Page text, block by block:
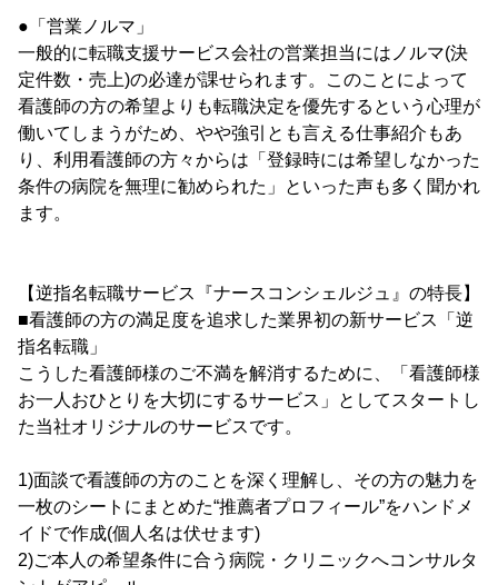
●「営業ノルマ」
一般的に転職支援サービス会社の営業担当にはノルマ(決
定件数・売上)の必達が課せられます。このことによって
看護師の方の希望よりも転職決定を優先するという心理が
働いてしまうがため、やや強引とも言える仕事紹介もあ
り、利用看護師の方々からは「登録時には希望しなかった
条件の病院を無理に勧められた」といった声も多く聞かれ
ます。
【逆指名転職サービス『ナースコンシェルジュ』の特長】
■看護師の方の満足度を追求した業界初の新サービス「逆
指名転職」
こうした看護師様のご不満を解消するために、「看護師様
お一人おひとりを大切にするサービス」としてスタートし
た当社オリジナルのサービスです。
1)面談で看護師の方のことを深く理解し、その方の魅力を
一枚のシートにまとめた“推薦者プロフィール”をハンドメ
イドで作成(個人名は伏せます)
2)ご本人の希望条件に合う病院・クリニックへコンサルタ